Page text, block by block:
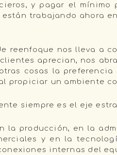
y pagar el
están trabajando ahora
reenfoque nos lleva a
aprecian, nos
cosas la
propiciar un ambiente
siempre es el eje
la producción, en la
y en la
internas del